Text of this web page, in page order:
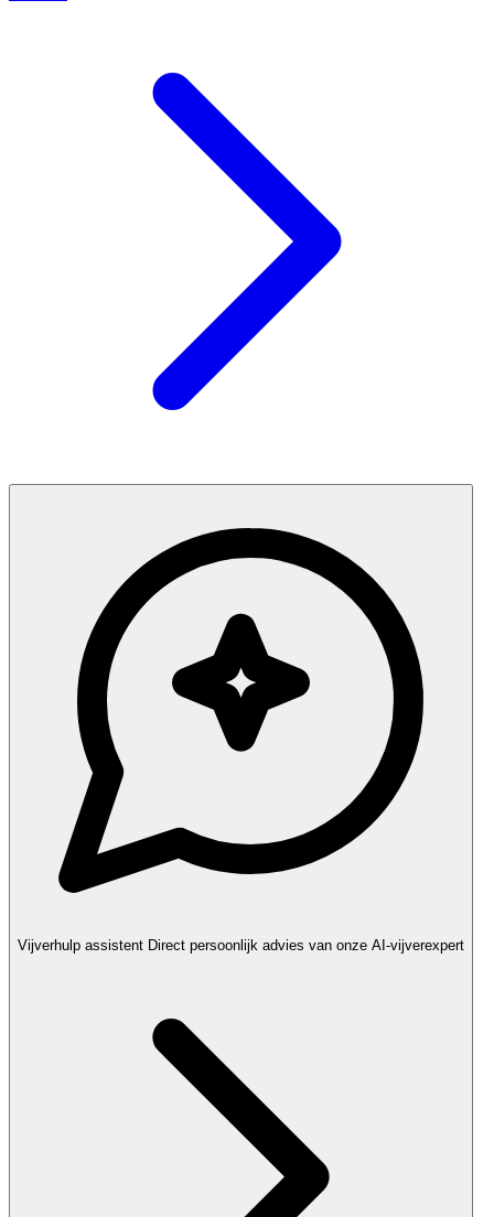
Vijverhulp assistent Direct persoonlijk advies van onze AI-vijverexpert